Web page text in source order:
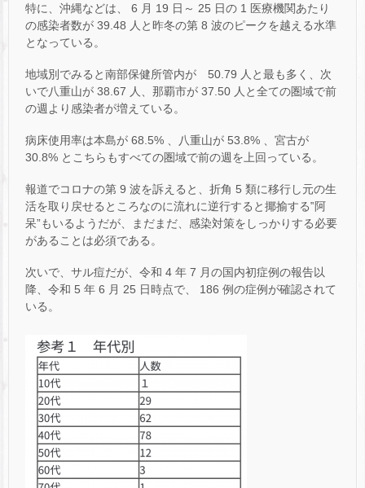
特に、沖縄などは、 6 月 19 日～ 25 日の 1 医療機関あたり
の感染者数が 39.48 人と昨冬の第 8 波のピークを越える水準
となっている。
地域別でみると南部保健所管内が 50.79 人と最も多く、次
いで八重山が 38.67 人、那覇市が 37.50 人と全ての圏域で前
の週より感染者が増えている。
病床使用率は本島が 68.5% 、八重山が 53.8% 、宮古が
30.8% とこちらもすべての圏域で前の週を上回っている。
報道でコロナの第 9 波を訴えると、折角 5 類に移行し元の生
活を取り戻せるところなのに流れに逆行すると揶揄する‟阿
呆”もいるようだが、まだまだ、感染対策をしっかりする必要
があることは必須である。
次いで、サル痘だが、令和 4 年 7 月の国内初症例の報告以
降、令和 5 年 6 月 25 日時点で、 186 例の症例が確認されて
いる。